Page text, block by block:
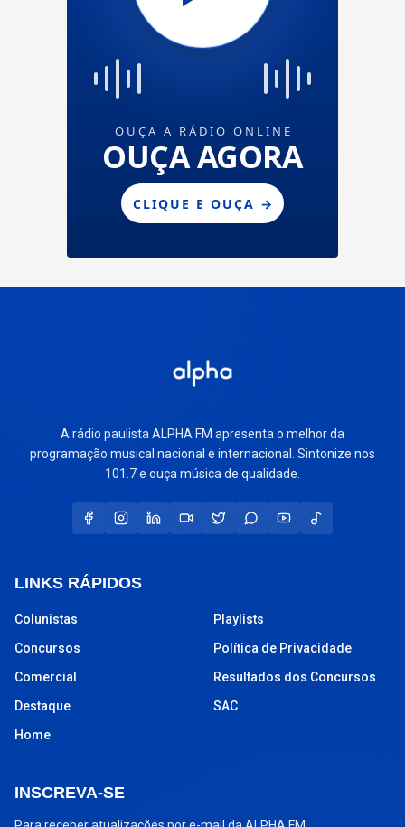
A rádio paulista ALPHA FM apresenta o melhor da
programação musical nacional e internacional. Sintonize nos
101.7 e ouça música de qualidade.
LINKS RÁPIDOS
Colunistas
Concursos
Comercial
Destaque
Home
Playlists
Política de Privacidade
Resultados dos Concursos
SAC
INSCREVA-SE